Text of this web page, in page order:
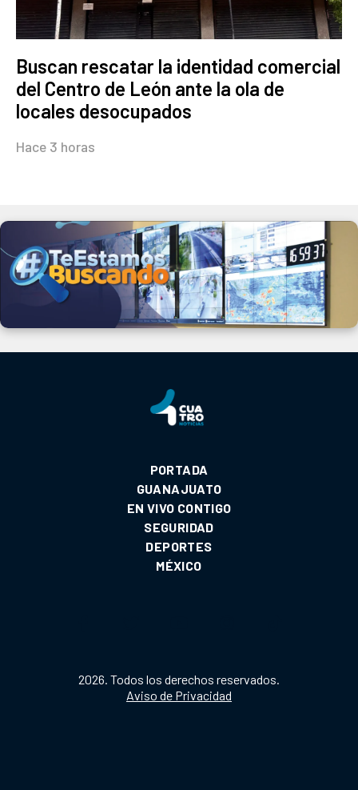
Buscan rescatar la identidad comercial
del Centro de León ante la ola de
locales desocupados
Hace 3 horas
PORTADA
GUANAJUATO
EN VIVO CONTIGO
SEGURIDAD
DEPORTES
MÉXICO
2026. Todos los derechos reservados.
Aviso de Privacidad